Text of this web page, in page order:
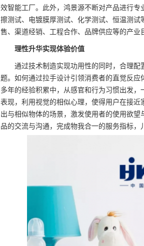
效智能工厂。此外，鸿景源不断对产品进行
擦测试、电镀膜厚测试、化学测试、恒温测
售、渠道经销、工程合作、品牌供应等的产业
理性升华实现体验价值
通过技术制造实现功用性的同时，合理配
题。如何通过拉手设计引领消费者的直觉反
多年的经验积累中，从感官和行为习惯出发
表现，利用视觉的相似心理，使得用户在接
出与相似物体的场景，激发使用者的使用欲
品的交流与沟通，完成物我合一的服务指标，